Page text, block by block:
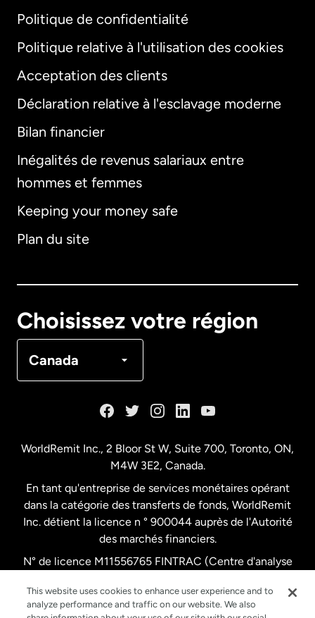
Politique de confidentialité
Politique relative à l'utilisation des cookies
Acceptation des clients
Déclaration relative à l'esclavage moderne
Bilan financier
Inégalités de revenus salariaux entre
hommes et femmes
Keeping your money safe
Plan du site
Choisissez votre région
Canada
International
Allemagne
Français
États-Unis Español
France
Malaisie
WorldRemit Inc., 2 Bloor St W, Suite 700, Toronto, ON,
M4W 3E2, Canada.
En tant qu'entreprise de services monétaires opérant
dans la catégorie des transferts de fonds, WorldRemit
Inc. détient la licence n ° 900044 auprès de l'Autorité
des marchés financiers.
N° de licence M11556765 FINTRAC (Centre d'analyse
This website uses cookies to enhance user experience and to
analyze performance and traffic on our website. We also